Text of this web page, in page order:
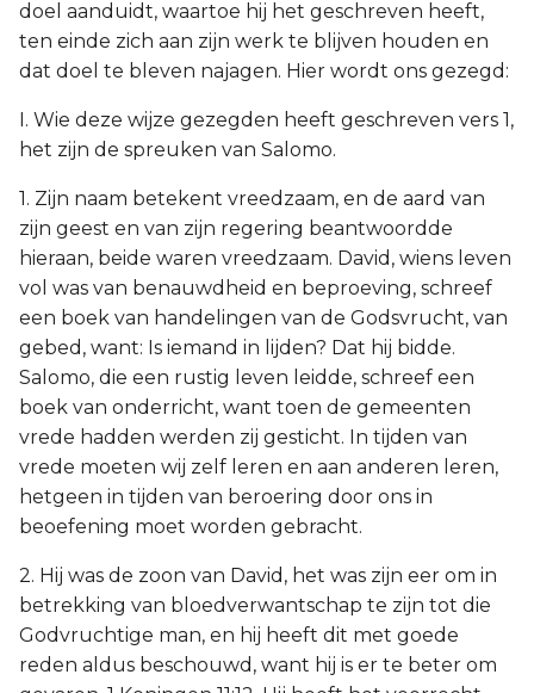
doel aanduidt, waartoe hij het geschreven heeft,
ten einde zich aan zijn werk te blijven houden en
dat doel te bleven najagen. Hier wordt ons gezegd:
I. Wie deze wijze gezegden heeft geschreven vers 1,
het zijn de spreuken van Salomo.
1. Zijn naam betekent vreedzaam, en de aard van
zijn geest en van zijn regering beantwoordde
hieraan, beide waren vreedzaam. David, wiens leven
vol was van benauwdheid en beproeving, schreef
een boek van handelingen van de Godsvrucht, van
gebed, want: Is iemand in lijden? Dat hij bidde.
Salomo, die een rustig leven leidde, schreef een
boek van onderricht, want toen de gemeenten
vrede hadden werden zij gesticht. In tijden van
vrede moeten wij zelf leren en aan anderen leren,
hetgeen in tijden van beroering door ons in
beoefening moet worden gebracht.
2. Hij was de zoon van David, het was zijn eer om in
betrekking van bloedverwantschap te zijn tot die
Godvruchtige man, en hij heeft dit met goede
reden aldus beschouwd, want hij is er te beter om